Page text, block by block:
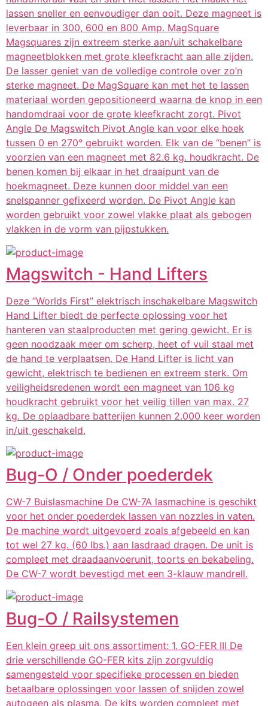
lassen sneller en eenvoudiger dan ooit. Deze magneet is
leverbaar in 300, 600 en 800 Amp. MagSquare
Magsquares zijn extreem sterke aan/uit schakelbare
magneetblokken met grote kleefkracht aan alle zijden.
De lasser geniet van de volledige controle over zo’n
sterke magneet. De MagSquare kan met het te lassen
materiaal worden gepositioneerd waarna de knop in een
handomdraai voor de grote kleefkracht zorgt. Pivot
Angle De Magswitch Pivot Angle kan voor elke hoek
tussen 0 en 270° gebruikt worden. Elk van de “benen” is
voorzien van een magneet met 82.6 kg. houdkracht. De
benen komen bij elkaar in het draaipunt van de
hoekmagneet. Deze kunnen door middel van een
snelspanner gefixeerd worden. De Pivot Angle kan
worden gebruikt voor zowel vlakke plaat als gebogen
vlakken in de vorm van pijpstukken.
Magswitch - Hand Lifters
Deze “Worlds First” elektrisch inschakelbare Magswitch
Hand Lifter biedt de perfecte oplossing voor het
hanteren van staalproducten met gering gewicht. Er is
geen noodzaak meer om scherp, heet of vuil staal met
de hand te verplaatsen. De Hand Lifter is licht van
gewicht, elektrisch te bedienen en extreem sterk. Om
veiligheidsredenen wordt een magneet van 106 kg
houdkracht gebruikt voor het veilig tillen van max. 27
kg. De oplaadbare batterijen kunnen 2.000 keer worden
in/uit geschakeld.
Bug-O / Onder poederdek
CW-7 Buislasmachine De CW-7A lasmachine is geschikt
voor het onder poederdek lassen van nozzles in vaten.
De machine wordt uitgevoerd zoals afgebeeld en kan
tot wel 27 kg. (60 lbs.) aan lasdraad dragen. De unit is
compleet met draadaanvoerunit, toorts en bekabeling.
De CW-7 wordt bevestigd met een 3-klauw mandrell.
Bug-O / Railsystemen
Een klein greep uit ons assortiment: 1. GO-FER III De
drie verschillende GO-FER kits zijn zorgvuldig
samengesteld voor specifieke processen en bieden
betaalbare oplossingen voor lassen of snijden zowel
autogeen als plasma. De kits worden compleet met